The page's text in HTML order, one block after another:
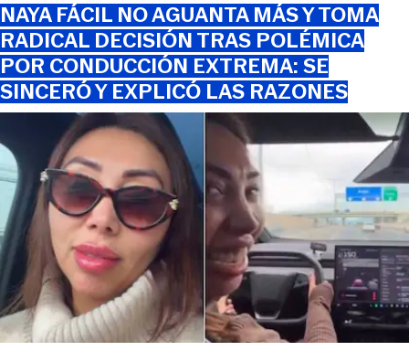
NAYA FÁCIL NO AGUANTA MÁS Y TOMA
RADICAL DECISIÓN TRAS POLÉMICA
POR CONDUCCIÓN EXTREMA: SE
SINCERÓ Y EXPLICÓ LAS RAZONES